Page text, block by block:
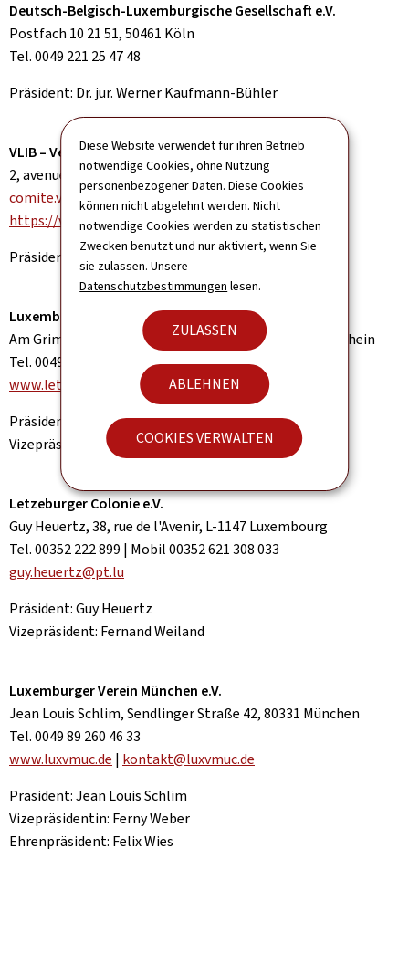
Diese Website verwendet für ihren Betrieb
notwendige Cookies, ohne Nutzung
personenbezogener Daten. Diese Cookies
können nicht abgelehnt werden. Nicht
notwendige Cookies werden zu statistischen
Zwecken benutzt und nur aktiviert, wenn Sie
sie zulassen. Unsere
Datenschutzbestimmungen lesen.
ZULASSEN
ABLEHNEN
COOKIES VERWALTEN
Deutsch-Belgisch-Luxemburgische Gesellschaft e.V.
Postfach 10 21 51, 50461 Köln
Tel. 0049 221 25 47 48
Präsident: Dr. jur. Werner Kaufmann-Bühler
VLIB – Verein der Luxemburger Studenten in Berlin
2, avenue de l‘ Université, L-4365 Esch-sur-Alzette
comite.vlib@gmail.com
https://vlib.lu/|www.facebook.com/vlib.berlin
Präsident: Ken Wollmering
Luxemburger Freundeskreis Rhein-Main e.V.
Am Grimmen 15, c/o Fink-Weydert, 65343 Eltville am Rhein
Tel. 0049 6123-37 55 | Fax 0049 6123-37 55
www.letzebuerg.de
|info@letzebuerg.de
Präsidentin: Elise-Jeanne Fink-Weydert
Vizepräsident: Jean-Paul Théato
Letzeburger Colonie e.V.
Guy Heuertz, 38, rue de l'Avenir, L-1147 Luxembourg
Tel. 00352 222 899 | Mobil 00352 621 308 033
guy.heuertz@pt.lu
Präsident: Guy Heuertz
Vizepräsident: Fernand Weiland
Luxemburger Verein München e.V.
Jean Louis Schlim, Sendlinger Straße 42, 80331 München
Tel. 0049 89 260 46 33
www.luxvmuc.de | kontakt@luxvmuc.de
Präsident: Jean Louis Schlim
Vizepräsidentin: Ferny Weber
Ehrenpräsident: Felix Wies